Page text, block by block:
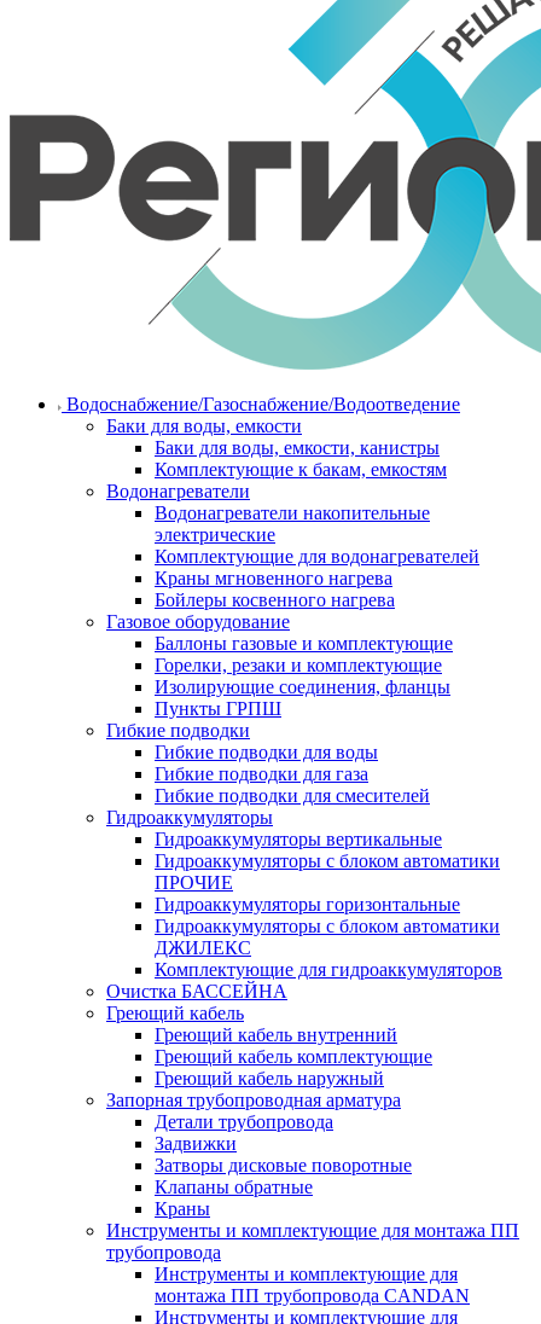
Водоснабжение/Газоснабжение/Водоотведение
Баки для воды, емкости
Баки для воды, емкости, канистры
Комплектующие к бакам, емкостям
Водонагреватели
Водонагреватели накопительные
электрические
Комплектующие для водонагревателей
Краны мгновенного нагрева
Бойлеры косвенного нагрева
Газовое оборудование
Баллоны газовые и комплектующие
Горелки, резаки и комплектующие
Изолирующие соединения, фланцы
Пункты ГРПШ
Гибкие подводки
Гибкие подводки для воды
Гибкие подводки для газа
Гибкие подводки для смесителей
Гидроаккумуляторы
Гидроаккумуляторы вертикальные
Гидроаккумуляторы с блоком автоматики
ПРОЧИЕ
Гидроаккумуляторы горизонтальные
Гидроаккумуляторы с блоком автоматики
ДЖИЛЕКС
Комплектующие для гидроаккумуляторов
Очистка БАССЕЙНА
Греющий кабель
Греющий кабель внутренний
Греющий кабель комплектующие
Греющий кабель наружный
Запорная трубопроводная арматура
Детали трубопровода
Задвижки
Затворы дисковые поворотные
Клапаны обратные
Краны
Инструменты и комплектующие для монтажа ПП
трубопровода
Инструменты и комплектующие для
монтажа ПП трубопровода CANDAN
Инструменты и комплектующие для